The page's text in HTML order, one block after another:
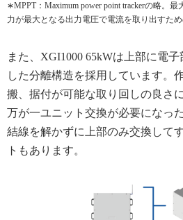
∗MPPT：Maximum power point trackerの略。
力が最大となる出力電圧で電流を取り出すた
また、XGI1000 65kWは上部に電
した分離構造を採用しています。
搬、据付が可能な取り回しの良さ
万が一ユニット交換が必要になっ
結線を解かずに上部のみ交換して
トもあります。